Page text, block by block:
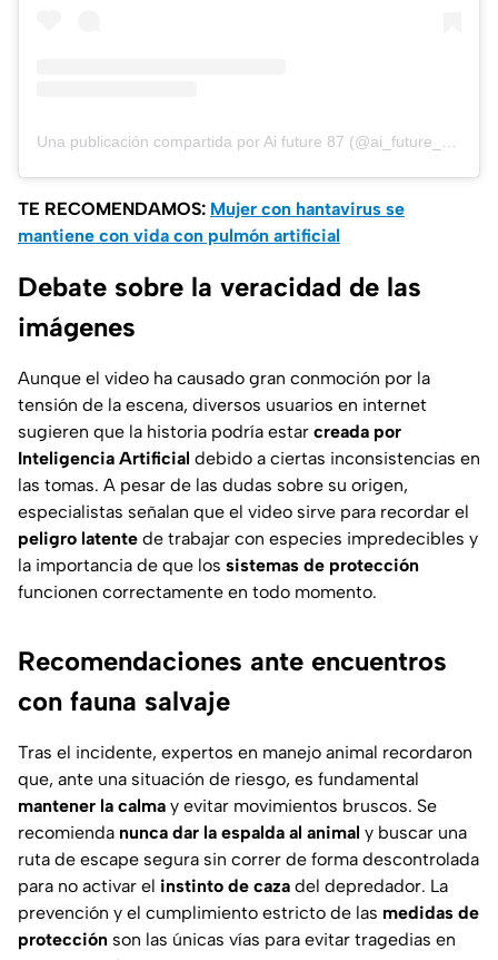
Una publicación compartida por Ai future 87 (@ai_future_87)
TE RECOMENDAMOS: Mujer con hantavirus se
mantiene con vida con pulmón artificial
Debate sobre la veracidad de las
imágenes
Aunque el video ha causado gran conmoción por la
tensión de la escena, diversos usuarios en internet
sugieren que la historia podría estar creada por
Inteligencia Artificial debido a ciertas inconsistencias en
las tomas. A pesar de las dudas sobre su origen,
especialistas señalan que el video sirve para recordar el
peligro latente de trabajar con especies impredecibles y
la importancia de que los sistemas de protección
funcionen correctamente en todo momento.
Recomendaciones ante encuentros
con fauna salvaje
Tras el incidente, expertos en manejo animal recordaron
que, ante una situación de riesgo, es fundamental
mantener la calma y evitar movimientos bruscos. Se
recomienda nunca dar la espalda al animal y buscar una
ruta de escape segura sin correr de forma descontrolada
para no activar el instinto de caza del depredador. La
prevención y el cumplimiento estricto de las medidas de
protección son las únicas vías para evitar tragedias en